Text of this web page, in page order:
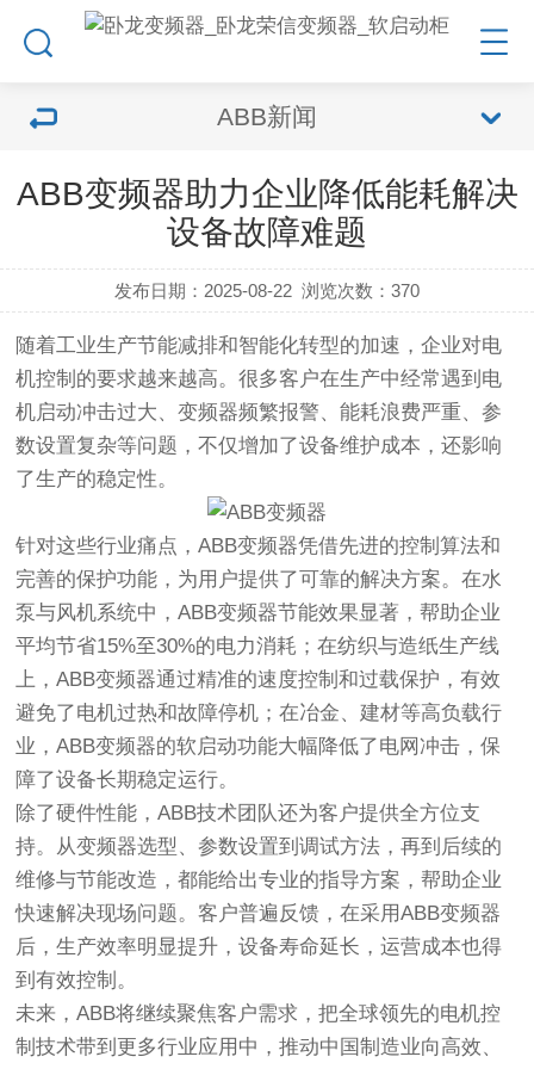
ABB新闻
ABB变频器助力企业降低能耗解决
设备故障难题
发布日期：2025-08-22 浏览次数：370
随着工业生产节能减排和智能化转型的加速，企业对电
机控制的要求越来越高。很多客户在生产中经常遇到电
机启动冲击过大、变频器频繁报警、能耗浪费严重、参
数设置复杂等问题，不仅增加了设备维护成本，还影响
了生产的稳定性。
针对这些行业痛点，ABB变频器凭借先进的控制算法和
完善的保护功能，为用户提供了可靠的解决方案。在水
泵与风机系统中，ABB变频器节能效果显著，帮助企业
平均节省15%至30%的电力消耗；在纺织与造纸生产线
上，ABB变频器通过精准的速度控制和过载保护，有效
避免了电机过热和故障停机；在冶金、建材等高负载行
业，ABB变频器的软启动功能大幅降低了电网冲击，保
障了设备长期稳定运行。
除了硬件性能，ABB技术团队还为客户提供全方位支
持。从变频器选型、参数设置到调试方法，再到后续的
维修与节能改造，都能给出专业的指导方案，帮助企业
快速解决现场问题。客户普遍反馈，在采用ABB变频器
后，生产效率明显提升，设备寿命延长，运营成本也得
到有效控制。
未来，ABB将继续聚焦客户需求，把全球领先的电机控
制技术带到更多行业应用中，推动中国制造业向高效、